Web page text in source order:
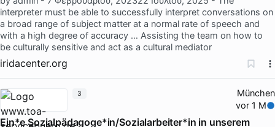
interpreter must be able to successfully interpret conversations on
a broad range of subject matter at a normal rate of speech and
with a high degree of accuracy … Assisting the team on how to
be culturally sensitive and act as a cultural mediator
iridacenter.org
München
vor 1 M
Ein*e Sozialpädagoge*in/Sozialarbeiter*in in unserem
3